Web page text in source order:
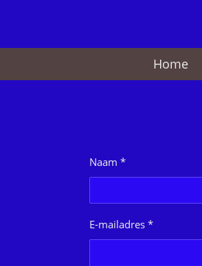
Home
Naam *
E-mailadres *